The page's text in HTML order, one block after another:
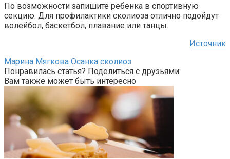
По возможности запишите ребенка в спортивную
секцию. Для профилактики сколиоза отлично подойдут
волейбол, баскетбол, плавание или танцы.
Источник
Марина Мягкова Осанка сколиоз
Понравилась статья? Поделиться с друзьями:
Вам также может быть интересно